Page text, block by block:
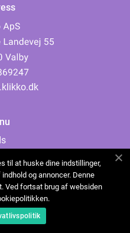
til at huske dine indstillinger,
og annoncer. Denne
Ved fortsat brug af websiden